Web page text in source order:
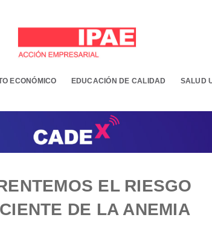
ECONÓMICO EDUCACIÓN DE CALIDAD SALUD
EL RIESGO
DE LA ANEMIA